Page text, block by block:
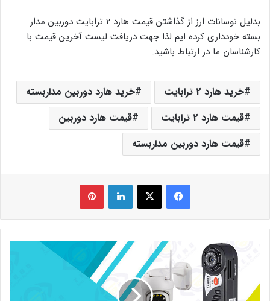
بدلیل نوسانات ارز از گذاشتن قیمت هارد 2 ترابایت دوربین مدار
بسته خودداری کرده ایم لذا جهت دریافت لیست آخرین قیمت با
کارشناسان ما در ارتباط باشید.
خرید هارد 2 ترابایت
خرید هارد دوربین مداربسته
قیمت هارد 2 ترابایت
قیمت هارد دوربین
قیمت هارد دوربین مداربسته
فیس بوک X لینکدین ‫پین‌ترست
نمایندگی
مداربسته
بیسیم
بیرجند